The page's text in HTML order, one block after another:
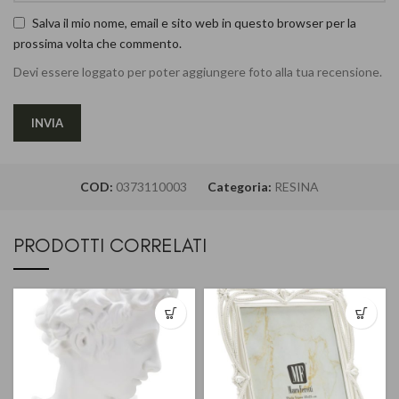
Salva il mio nome, email e sito web in questo browser per la
prossima volta che commento.
Devi essere loggato per poter aggiungere foto alla tua recensione.
COD: 0373110003 Categoria: RESINA
PRODOTTI CORRELATI